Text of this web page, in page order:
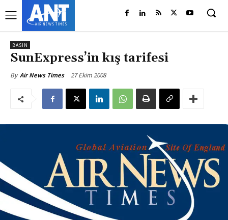
BASIN
SunExpress’in kış tarifesi
By Air News Times 27 Ekim 2008